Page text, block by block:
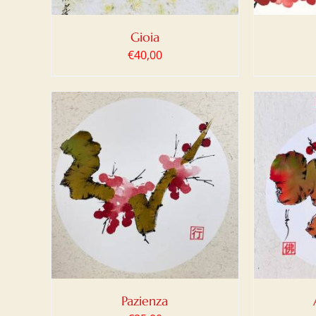
Gioia
€40,00
Pazienza
AGGIUNGI AL CARRELLO
DETTAGLI